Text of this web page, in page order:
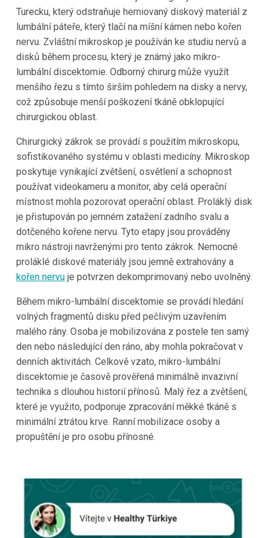
Turecku, který odstraňuje herniovaný diskový materiál z
lumbální páteře, který tlačí na míšní kámen nebo kořen
nervu. Zvláštní mikroskop je používán ke studiu nervů a
disků během procesu, který je známý jako mikro-
lumbální discektomie. Odborný chirurg může využít
menšího řezu s tímto širším pohledem na disky a nervy,
což způsobuje menší poškození tkáně obklopující
chirurgickou oblast.
Chirurgický zákrok se provádí s použitím mikroskopu,
sofistikovaného systému v oblasti medicíny. Mikroskop
poskytuje vynikající zvětšení, osvětlení a schopnost
používat videokameru a monitor, aby celá operační
místnost mohla pozorovat operační oblast. Proláklý disk
je přistupován po jemném zatažení zadního svalu a
dotčeného kořene nervu. Tyto etapy jsou prováděny
mikro nástroji navrženými pro tento zákrok. Nemocné
proláklé diskové materiály jsou jemně extrahovány a
kořen nervuje potvrzen dekomprimovaný nebo uvolněný.
Během mikro-lumbální discektomie se provádí hledání
volných fragmentů disku před pečlivým uzavřením
malého rány. Osoba je mobilizována z postele ten samý
den nebo následující den ráno, aby mohla pokračovat v
denních aktivitách. Celkově vzato, mikro-lumbální
discektomie je časově prověřená minimálně invazivní
technika s dlouhou historií přínosů. Malý řez a zvětšení,
které je využito, podporuje zpracování měkké tkáně s
minimální ztrátou krve. Ranní mobilizace osoby a
propuštění je pro osobu přínosné.